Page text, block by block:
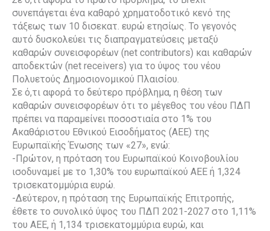
συνεπάγεται ένα καθαρό χρηματοδοτικό κενό της
τάξεως των 10 δισεκατ. ευρώ ετησίως. Το γεγονός
αυτό δυσκολεύει τις διαπραγματεύσεις μεταξύ
καθαρών συνεισφορέων (net contributors) και καθαρών
αποδεκτών (net receivers) για το ύψος του νέου
Πολυετούς Δημοσιονομικού Πλαισίου.
Σε ό,τι αφορά το δεύτερο πρόβλημα, η θέση των
καθαρών συνεισφορέων ότι το μέγεθος του νέου ΠΔΠ
πρέπει να παραμείνει ποσοστιαία στο 1% του
Ακαθάριστου Εθνικού Εισοδήματος (ΑΕΕ) της
Ευρωπαϊκής Ένωσης των «27», ενώ:
-Πρώτον, η πρόταση του Ευρωπαϊκού Κοινοβουλίου
ισοδυναμεί με το 1,30% του ευρωπαϊκού ΑΕΕ ή 1,324
τρισεκατομμύρια ευρώ.
-Δεύτερον, η πρόταση της Ευρωπαϊκής Επιτροπής,
έθετε το συνολικό ύψος του ΠΔΠ 2021-2027 στο 1,11%
του ΑΕΕ, ή 1,134 τρισεκατομμύρια ευρώ, και